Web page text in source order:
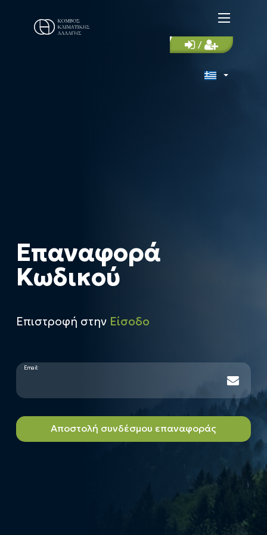
/
Επαναφορά
Κωδικού
Επιστροφή στην Είσοδο
Email:
Αποστολή συνδέσμου επαναφοράς